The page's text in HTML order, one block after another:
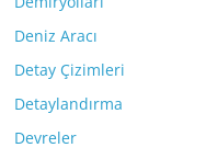
Deniz Aracı
Detay Çizimleri
Detaylandırma
Devreler